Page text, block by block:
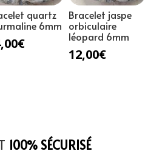
quartz
6mm
€
Bracelet jaspe
orbiculaire
léopard 6mm
12,00€
100% SÉCURISÉ